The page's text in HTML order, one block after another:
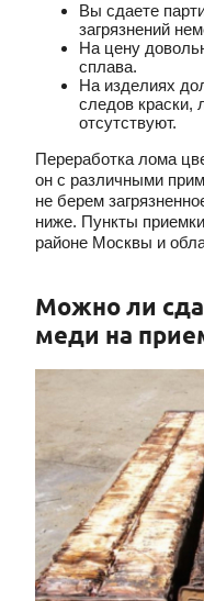
Вы сдаете
загрязнений
На цену
сплава.
На изделиях
следов краски,
отсутствуют.
Переработка лома
он с различными
не берем
ниже. Пункты
районе Москвы и
Можно ли
меди на